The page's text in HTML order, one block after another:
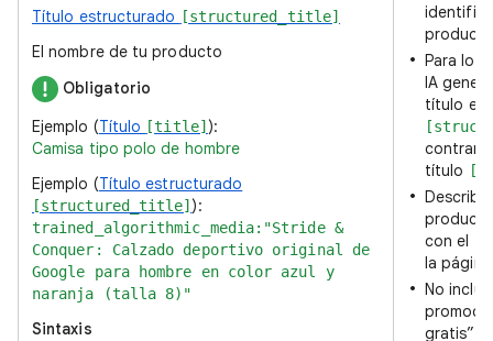
Título estructurado
[structured_title]
El nombre de tu producto
Obligatorio
Ejemplo (Título [title] ):
Camisa tipo polo de hombre
Ejemplo (Título estructurado
[structured_title] ):
trained_algorithmic_media:"Stride &
Conquer: Calzado deportivo original de
Google para hombre en color azul y
naranja (talla 8)"
Sintaxis
Para los
IA
título
título
con el
la
No
gratis”),